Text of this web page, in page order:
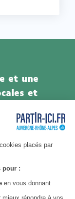
et une
et